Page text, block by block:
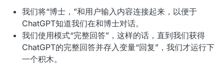
我们将“博士，”和用户输入内容连接起来，以便于
ChatGPT知道我们在和博士对话。
我们使用模式“完整回答”，这样的话，直到我们获得
ChatGPT的完整回答并存入变量“回复”，我们才运行下
一个积木。